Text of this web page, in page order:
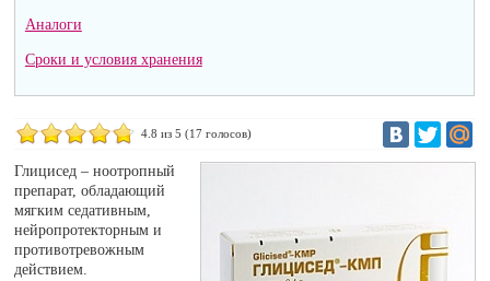
Аналоги
Сроки и условия хранения
4.8 из 5 (17 голосов)
Глицисед – ноотропный
препарат, обладающий
мягким седативным,
нейропротекторным и
противотревожным
действием.